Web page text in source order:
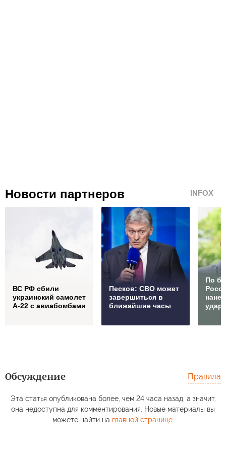
Новости партнеров INFOX
ВС РФ сбили
украинский самолет
А-22 с авиабомбами
Песков: СВО может
завершиться в
ближайшие часы
По
удар
Обсуждение Правила
Эта статья опубликована более, чем 24 часа назад, а значит,
она недоступна для комментирования. Новые материалы вы
можете найти на главной странице.